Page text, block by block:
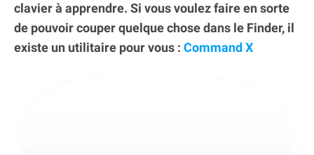
clavier à apprendre. Si vous voulez faire en sorte
de pouvoir couper quelque chose dans le Finder, il
existe un utilitaire pour vous : Command X